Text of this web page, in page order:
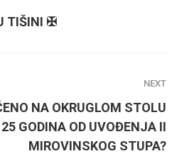
TIŠINI ✠
NEXT
NA OKRUGLOM STOLU
GODINA OD UVOĐENJA II
MIROVINSKOG STUPA?